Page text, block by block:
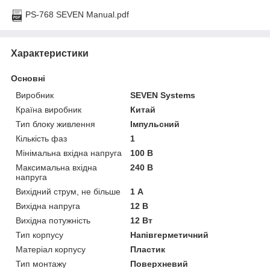
PS-768 SEVEN Manual.pdf
Характеристики
Основні
Виробник
SEVEN Systems
Країна виробник
Китай
Тип блоку живлення
Імпульсний
Кількість фаз
1
Мінімальна вхідна напруга
100 В
Максимальна вхідна
напруга
240 В
Вихідний струм, не більше
1 А
Вихідна напруга
12 В
Вихідна потужність
12 Вт
Тип корпусу
Напівгерметичний
Матеріал корпусу
Пластик
Тип монтажу
Поверхневий